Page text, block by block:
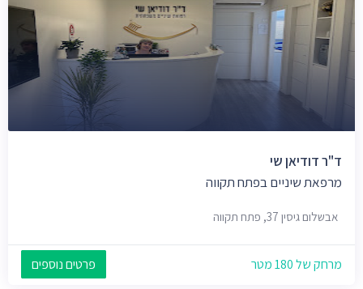
ד"ר דודיאן שי
מרפאת שיניים בפתח תקווה
אבשלום גיסין 37, פתח תקווה
מרחק של 180 מטר פרטים נוספים